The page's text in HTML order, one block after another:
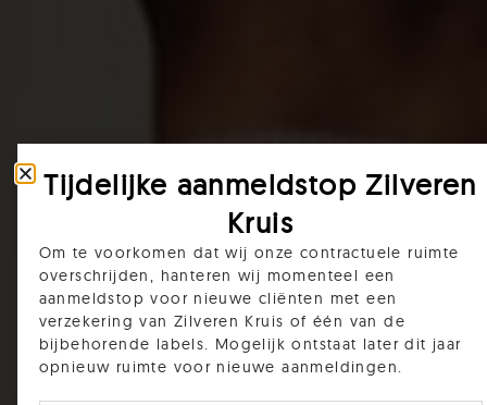
Tijdelijke aanmeldstop Zilveren
Kruis
Om te voorkomen dat wij onze contractuele ruimte
overschrijden, hanteren wij momenteel een
aanmeldstop voor nieuwe cliënten met een
verzekering van Zilveren Kruis of één van de
bijbehorende labels. Mogelijk ontstaat later dit jaar
opnieuw ruimte voor nieuwe aanmeldingen.